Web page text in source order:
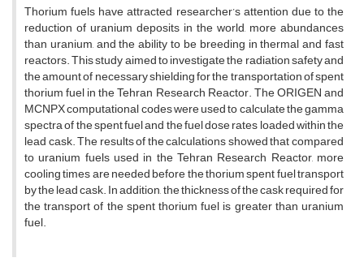
Thorium fuels have attracted researcher’s attention due to the
reduction of uranium deposits in the world, more abundances
than uranium, and the ability to be breeding in thermal and fast
reactors. This study aimed to investigate the radiation safety and
the amount of necessary shielding for the transportation of spent
thorium fuel in the Tehran Research Reactor. The ORIGEN and
MCNPX computational codes were used to calculate the gamma
spectra of the spent fuel and the fuel dose rates loaded within the
lead cask. The results of the calculations showed that compared
to uranium fuels used in the Tehran Research Reactor, more
cooling times are needed before the thorium spent fuel transport
by the lead cask. In addition, the thickness of the cask required for
the transport of the spent thorium fuel is greater than uranium
fuel.